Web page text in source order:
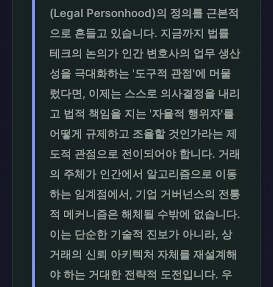
(Legal Personhood)의 정의를 근본적
으로 흔들고 있습니다. 지금까지 법률
테크의 논의가 인간 변호사의 업무 생산
성을 극대화하는 '도구적 관점'에 머물
렀다면, 이제는 스스로 의사결정을 내리
고 법적 책임을 지는 '자율적 행위자'를
어떻게 규제하고 조율할 것인가라는 제
도적 관점으로 전이되어야 합니다. 거래
의 주체가 인간에서 알고리즘으로 이동
하는 임계점에서, 기업 거버넌스의 전통
적 메커니즘은 해체될 수밖에 없습니다.
이는 단순한 기술적 진보가 아니라, 상
거래의 신뢰 아키텍처 자체를 재설계해
야 하는 거대한 전략적 도전입니다. 우